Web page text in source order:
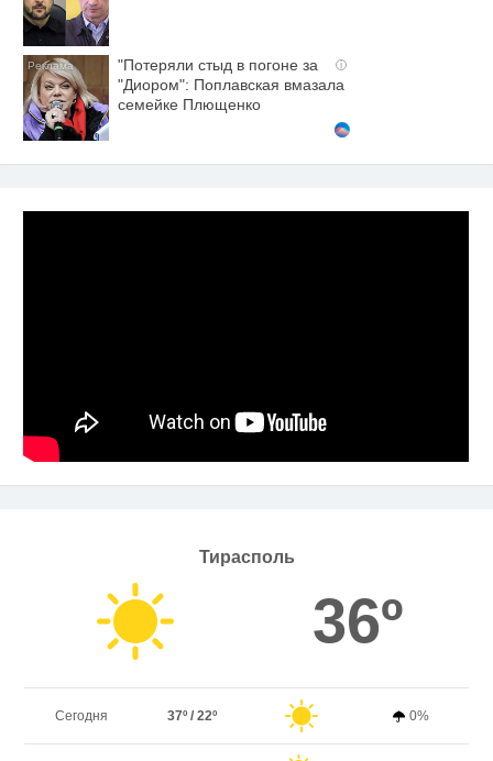
i
"Потеряли стыд в погоне за
"Диором": Поплавская вмазала
семейке Плющенко
Тирасполь
36º
Сегодня 37º / 22º 0%